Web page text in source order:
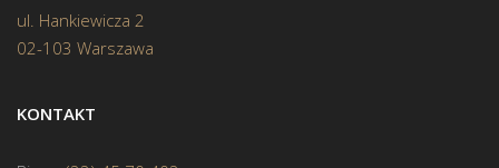
ul. Hankiewicza 2
02-103 Warszawa
KONTAKT